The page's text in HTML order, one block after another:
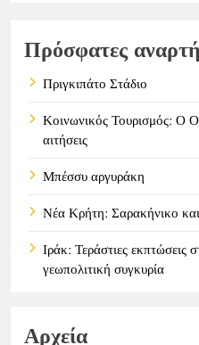
Πρόσφατες
Πριγκιπάτο Στάδιο
Κοινωνικός Τουρισμός: Ο
αιτήσεις
Μπέσσυ αργυράκη
Νέα Κρήτη: Σαρακήνικο
Ιράκ: Τεράστιες εκπτώσεις
γεωπολιτική συγκυρία
Αρχεία